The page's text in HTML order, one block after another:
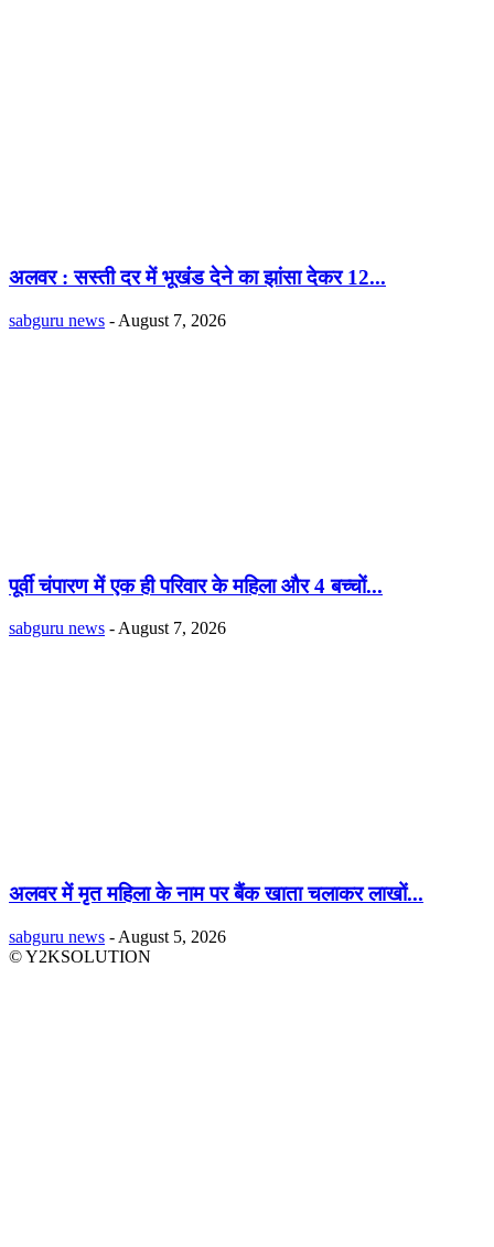
अलवर : सस्ती दर में भूखंंड देने का झांसा देकर 12...
sabguru news - August 7, 2026
पूर्वी चंपारण में एक ही परिवार के महिला और 4 बच्चों...
sabguru news - August 7, 2026
अलवर में मृत महिला के नाम पर बैंक खाता चलाकर लाखों...
sabguru news - August 5, 2026
© Y2KSOLUTION